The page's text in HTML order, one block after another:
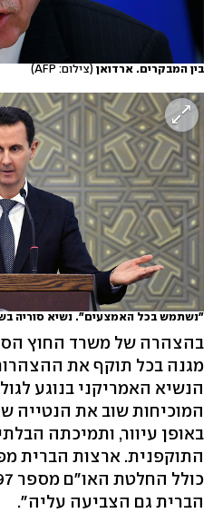
בין המבקרים. ארדואן (צילום: AFP)
"נשתמש בכל האמצעים". נשיא סוריה
בהצהרה של משרד החוץ
מגנה בכל תוקף את
הנשיא האמריקני בנוגע
המוכיחות שוב את הנטייה
באופן עיוור, ותמיכתה
התוקפנית. ארצות הברית
הברית גם הצביעה עליה".